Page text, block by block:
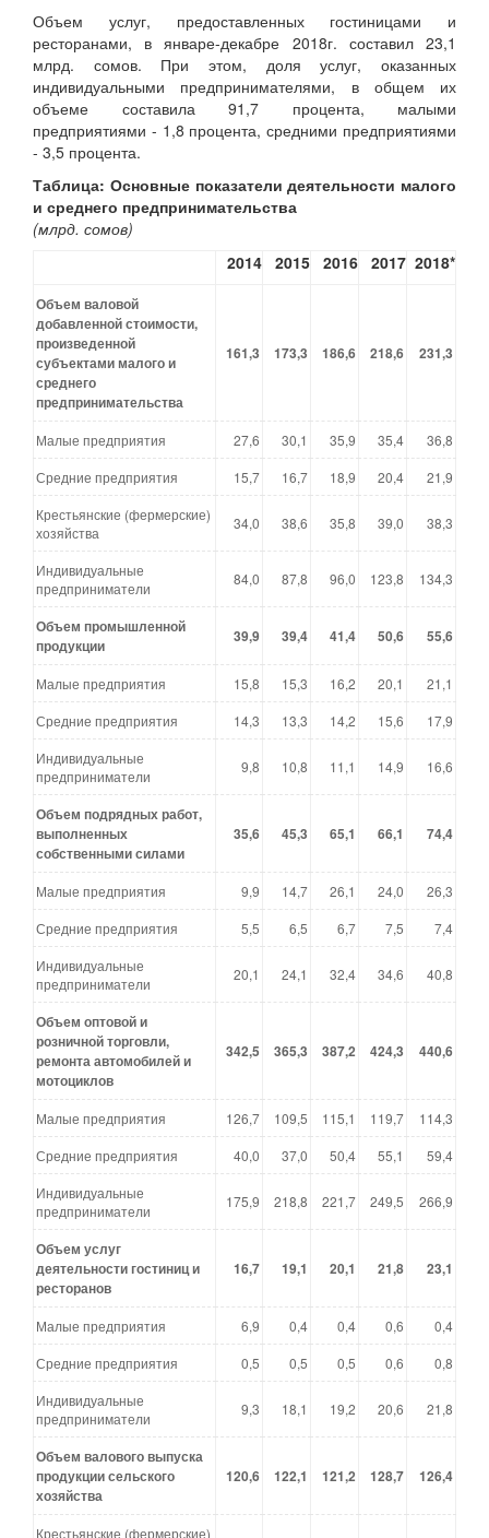
Объем услуг, предоставленных гостиницами и
ресторанами, в январе-декабре 2018г. составил 23,1
млрд. сомов. При этом, доля услуг, оказанных
индивидуальными предпринимателями, в общем их
объеме составила 91,7 процента, малыми
предприятиями - 1,8 процента, средними предприятиями
- 3,5 процента.
Таблица: Основные показатели деятельности малого
и среднего предпринимательства
(млрд. сомов)
2014 2015 2016 2017 2018*
Объем валовой
добавленной стоимости,
произведенной
субъектами малого и
среднего
предпринимательства
161,3 173,3 186,6 218,6 231,3
Малые предприятия 27,6 30,1 35,9 35,4
36,8
Средние предприятия
15,7 16,7 18,9 20,4
21,9
Крестьянские (фермерские)
хозяйства
34,0 38,6 35,8 39,0 38,3
Индивидуальные
предприниматели
84,0 87,8 96,0 123,8 134,3
Объем промышленной
продукции
39,9 39,4 41,4 50,6 55,6
Малые предприятия 15,8 15,3 16,2 20,1
21,1
Средние предприятия
14,3 13,3 14,2 15,6
17,9
Индивидуальные
предприниматели
9,8 10,8 11,1 14,9 16,6
Объем подрядных работ,
выполненных
собственными силами
35,6 45,3 65,1 66,1 74,4
Малые предприятия 9,9 14,7 26,1 24,0
26,3
Средние предприятия
5,5 6,5 6,7 7,5
7,4
Индивидуальные
предприниматели
20,1 24,1 32,4 34,6 40,8
Объем оптовой и
розничной торговли,
ремонта автомобилей и
мотоциклов
342,5 365,3 387,2 424,3 440,6
Малые предприятия 126,7 109,5 115,1 119,7
114,3
Средние предприятия
40,0 37,0 50,4 55,1
59,4
Индивидуальные
предприниматели
175,9 218,8 221,7 249,5 266,9
Объем услуг
деятельности гостиниц и
ресторанов
16,7 19,1 20,1 21,8 23,1
Малые предприятия 6,9 0,4 0,4 0,6
0,4
Средние предприятия
0,5 0,5 0,5 0,6
0,8
Индивидуальные
предприниматели
9,3 18,1 19,2 20,6 21,8
Объем валового выпуска
продукции сельского
хозяйства
120,6 122,1 121,2 128,7 126,4
Крестьянские (фермерские)